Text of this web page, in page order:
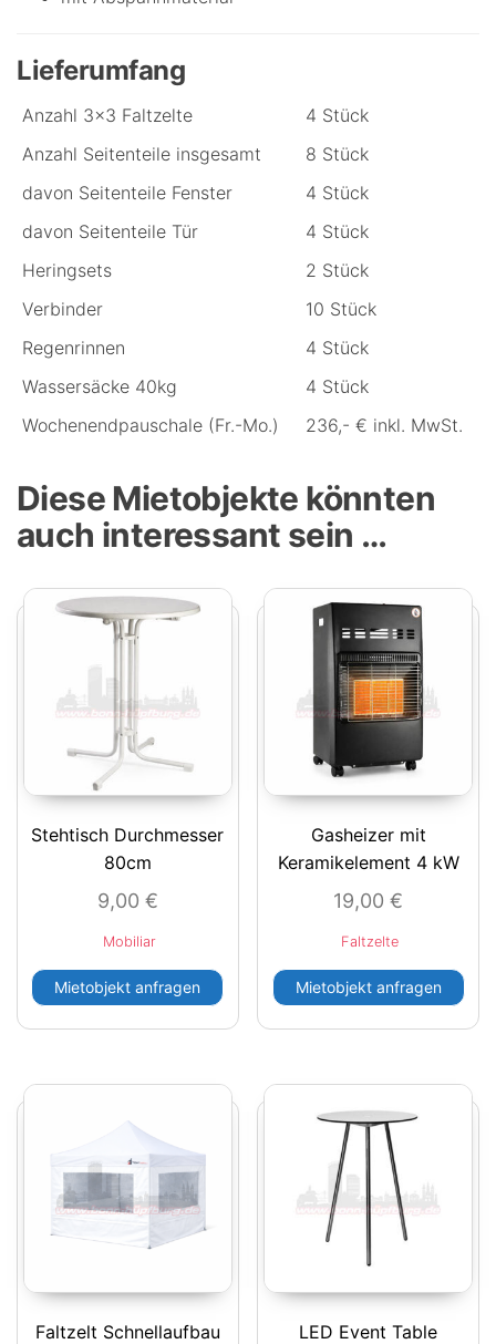
Lieferumfang
Anzahl 3x3 Faltzelte
4 Stück
Anzahl Seitenteile insgesamt
8 Stück
davon Seitenteile Fenster
4 Stück
davon Seitenteile Tür
4 Stück
Heringsets
2 Stück
Verbinder
10 Stück
Regenrinnen
4 Stück
Wassersäcke 40kg
4 Stück
Wochenendpauschale (Fr.-Mo.)
236,- € inkl. MwSt.
Diese Mietobjekte könnten
auch interessant sein …
Stehtisch Durchmesser
80cm
9,00 €
Mobiliar
Mietobjekt anfragen
Gasheizer mit
Keramikelement 4 kW
19,00€
Faltzelte
Mietobjekt anfragen
Faltzelt Schnellaufbau
LED Event Table